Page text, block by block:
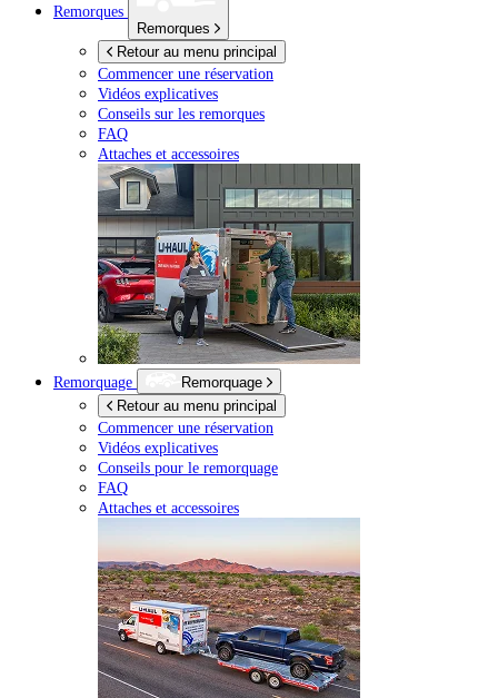
Remorques
Remorques
Retour au menu principal
Commencer une réservation
Vidéos explicatives
Conseils sur les remorques
FAQ
Attaches et accessoires
Remorquage
Remorquage
Retour au menu principal
Commencer une réservation
Vidéos explicatives
Conseils pour le remorquage
FAQ
Attaches et accessoires